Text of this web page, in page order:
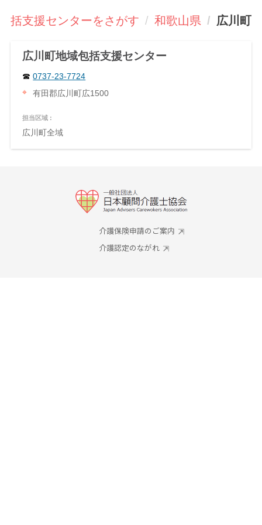
括支援センターをさがす 和歌山県 広川町
広川町地域包括支援センター
0737-23-7724
有田郡広川町広1500
担当区域 :
広川町全域
介護保険申請のご案内
介護認定のながれ